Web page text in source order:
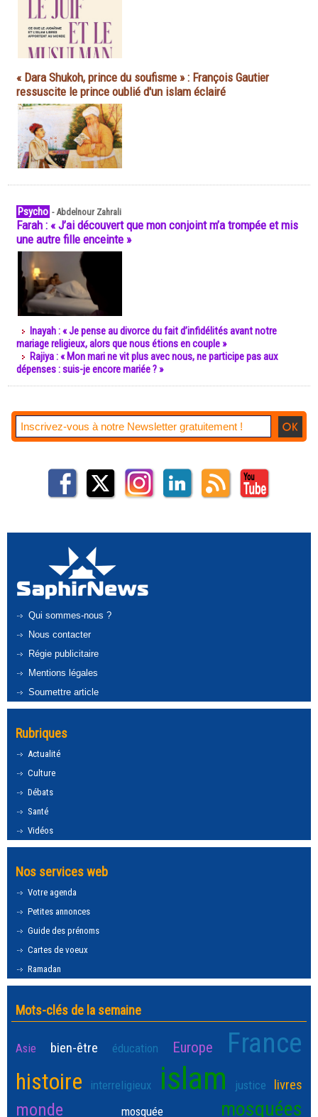
« Dara Shukoh, prince du soufisme » : François Gautier
ressuscite le prince oublié d'un islam éclairé
Psycho -Abdelnour Zahrali
Farah : « J’ai découvert que mon conjoint m’a trompée et mis
une autre fille enceinte »
Inayah : « Je pense au divorce du fait d’infidélités avant notre
mariage religieux, alors que nous étions en couple »
Rajiya : « Mon mari ne vit plus avec nous, ne participe pas aux
dépenses : suis-je encore mariée ? »
Qui sommes-nous ?
Nous contacter
Régie publicitaire
Mentions légales
Soumettre article
Rubriques
Actualité
Culture
Débats
Santé
Vidéos
Nos services web
Votre agenda
Petites annonces
Guide des prénoms
Cartes de voeux
Ramadan
Mots-clés de la semaine
Asie bien-être éducation Europe France
histoire interreligieux islam justice livres
monde mosquée mosquées